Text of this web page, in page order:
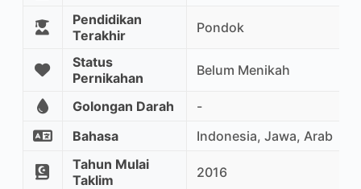
Pendidikan
Terakhir
Pondok
Status
Pernikahan
Belum Menikah
Golongan Darah
-
Bahasa
Indonesia, Jawa, Arab
Tahun Mulai
Taklim
2016